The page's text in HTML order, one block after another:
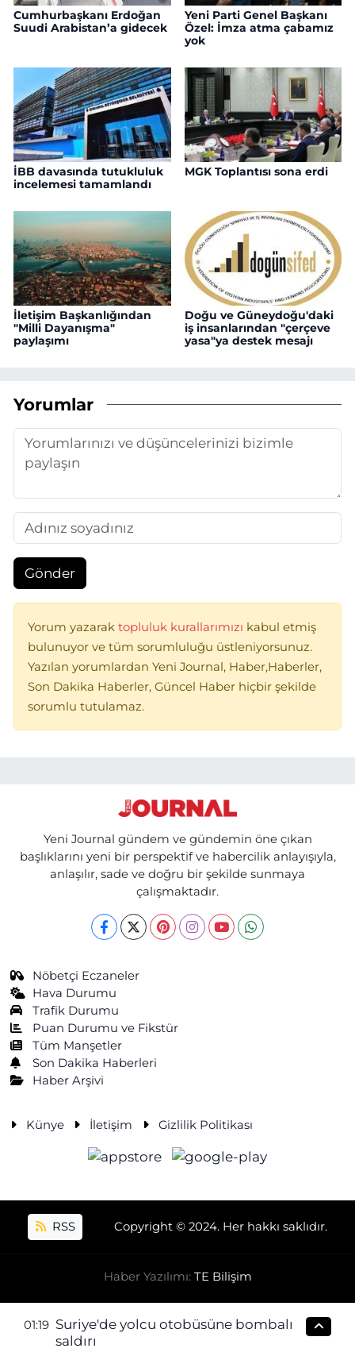
Cumhurbaşkanı Erdoğan
Suudi Arabistan’a gidecek
Yeni Parti Genel Başkanı
Özel: İmza atma çabamız
yok
İBB davasında tutukluluk
incelemesi tamamlandı
MGK Toplantısı sona erdi
İletişim Başkanlığından
"Milli Dayanışma"
paylaşımı
Doğu ve Güneydoğu'daki
iş insanlarından "çerçeve
yasa"ya destek mesajı
Yorumlar
Gönder
Yorum yazarak topluluk kurallarımızı kabul etmiş
bulunuyor ve tüm sorumluluğu üstleniyorsunuz.
Yazılan yorumlardan Yeni Journal, Haber,Haberler,
Son Dakika Haberler, Güncel Haber hiçbir şekilde
sorumlu tutulamaz.
Yeni Journal gündem ve gündemin öne çıkan
başlıklarını yeni bir perspektif ve habercilik anlayışıyla,
anlaşılır, sade ve doğru bir şekilde sunmaya
çalışmaktadır.
Nöbetçi Eczaneler
Hava Durumu
Trafik Durumu
Puan Durumu ve Fikstür
Tüm Manşetler
Son Dakika Haberleri
Haber Arşivi
Künye İletişim Gizlilik Politikası
RSS Copyright © 2024. Her hakkı saklıdır.
Haber Yazılımı: TE Bilişim
01:19 Suriye'de yolcu otobüsüne bombalı
saldırı